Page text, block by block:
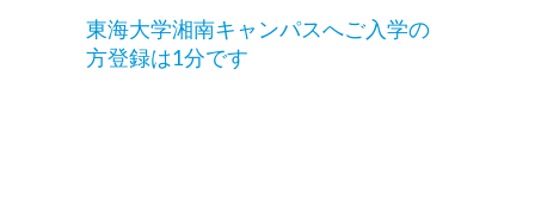
東海大学湘南キャンパスへご入学の
方登録は1分です